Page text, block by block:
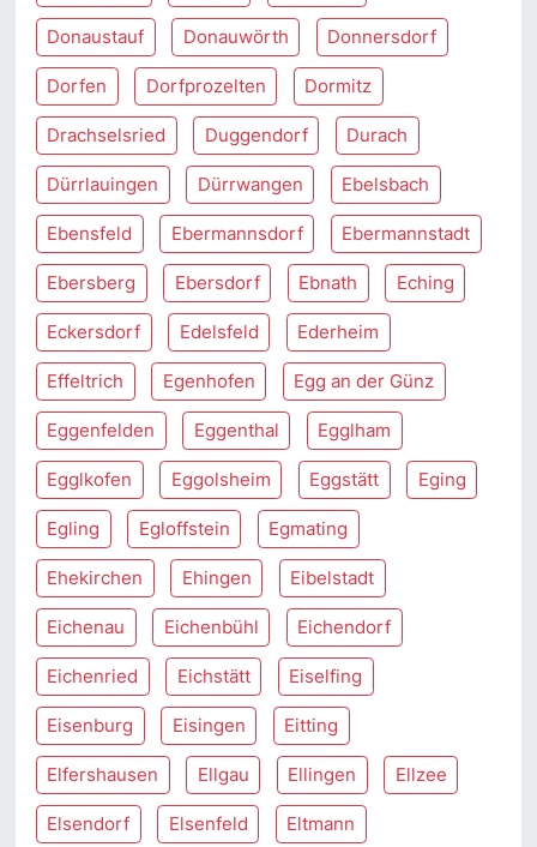
Donaustauf Donauwörth Donnersdorf
Dorfen Dorfprozelten Dormitz
Drachselsried Duggendorf Durach
Dürrlauingen Dürrwangen Ebelsbach
Ebensfeld Ebermannsdorf Ebermannstadt
Ebersberg Ebersdorf Ebnath Eching
Eckersdorf Edelsfeld Ederheim
Effeltrich Egenhofen Egg an der Günz
Eggenfelden Eggenthal Egglham
Egglkofen Eggolsheim Eggstätt Eging
Egling Egloffstein Egmating
Ehekirchen Ehingen Eibelstadt
Eichenau Eichenbühl Eichendorf
Eichenried Eichstätt Eiselfing
Eisenburg Eisingen Eitting
Elfershausen Ellgau Ellingen Ellzee
Elsendorf Elsenfeld Eltmann